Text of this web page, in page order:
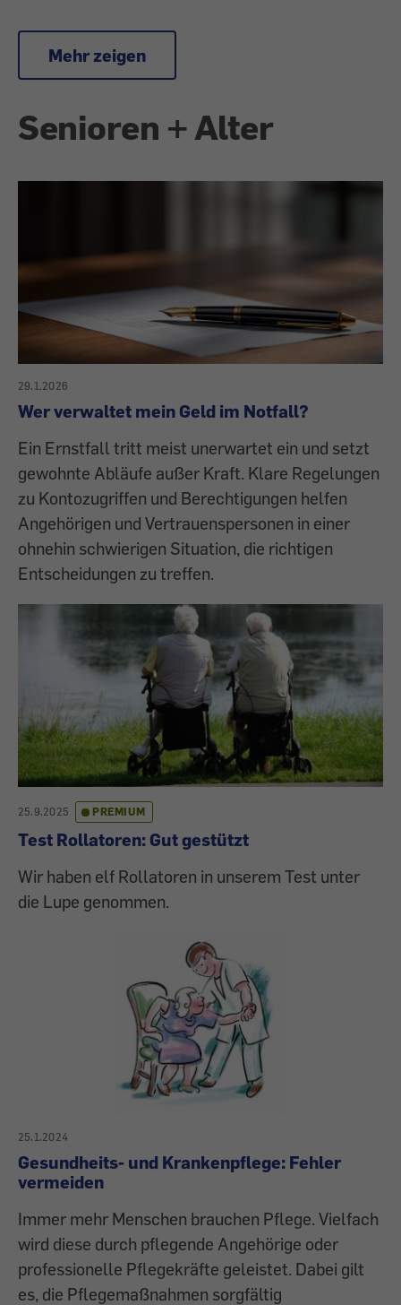
Mehr zeigen
Senioren + Alter
29.1.2026
Wer verwaltet mein Geld im Notfall?
Ein Ernstfall tritt meist unerwartet ein und setzt
gewohnte Abläufe außer Kraft. Klare Regelungen
zu Kontozugriffen und Berechtigungen helfen
Angehörigen und Vertrauenspersonen in einer
ohnehin schwierigen Situation, die richtigen
Entscheidungen zu treffen.
25.9.2025 PREMIUM
Test Rollatoren: Gut gestützt
Wir haben elf Rollatoren in unserem Test unter
die Lupe genommen.
25.1.2024
Gesundheits- und Krankenpflege: Fehler
vermeiden
Immer mehr Menschen brauchen Pflege. Vielfach
wird diese durch pflegende Angehörige oder
professionelle Pflegekräfte geleistet. Dabei gilt
es, die Pflegemaßnahmen sorgfältig